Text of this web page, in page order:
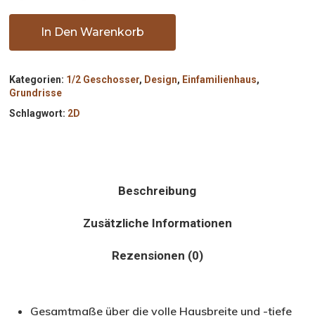
In Den Warenkorb
Kategorien: 1/2 Geschosser, Design, Einfamilienhaus,
Grundrisse
Schlagwort: 2D
Beschreibung
Zusätzliche Informationen
Rezensionen (0)
Gesamtmaße über die volle Hausbreite und -tiefe